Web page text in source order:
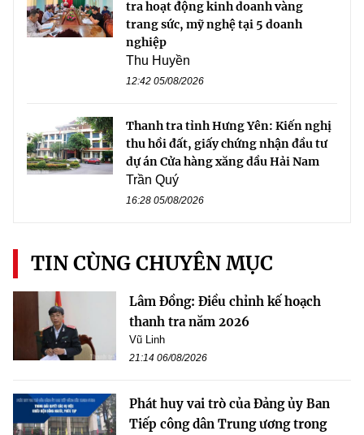
tra hoạt động kinh doanh vàng
trang sức, mỹ nghệ tại 5 doanh
nghiệp
Thu Huyền
12:42 05/08/2026
Thanh tra tỉnh Hưng Yên: Kiến nghị
thu hồi đất, giấy chứng nhận đầu tư
dự án Cửa hàng xăng dầu Hải Nam
Trần Quý
16:28 05/08/2026
TIN CÙNG CHUYÊN MỤC
Lâm Đồng: Điều chỉnh kế hoạch
thanh tra năm 2026
Vũ Linh
21:14 06/08/2026
Phát huy vai trò của Đảng ủy Ban
Tiếp công dân Trung ương trong